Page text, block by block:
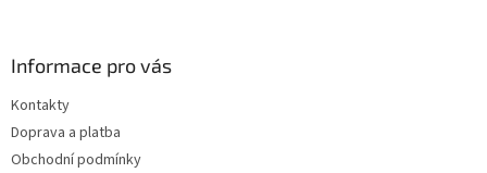
Informace pro vás
Kontakty
Doprava a platba
Obchodní podmínky